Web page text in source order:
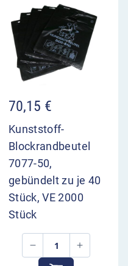
70,15 €
Kunststoff-
Blockrandbeutel
7077-50,
gebündelt zu je 40
Stück, VE 2000
Stück